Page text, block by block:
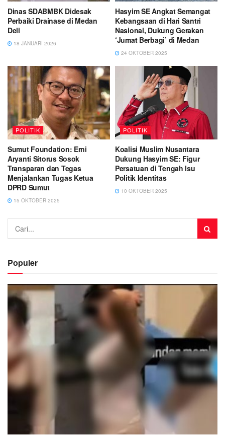
Dinas SDABMBK Didesak
Perbaiki Drainase di Medan
Deli
18 JANUARI 2026
Hasyim SE Angkat Semangat
Kebangsaan di Hari Santri
Nasional, Dukung Gerakan
‘Jumat Berbagi’ di Medan
24 OKTOBER 2025
POLITIK
Sumut Foundation: Erni
Aryanti Sitorus Sosok
Transparan dan Tegas
Menjalankan Tugas Ketua
DPRD Sumut
15 OKTOBER 2025
POLITIK
Koalisi Muslim Nusantara
Dukung Hasyim SE: Figur
Persatuan di Tengah Isu
Politik Identitas
10 OKTOBER 2025
Populer